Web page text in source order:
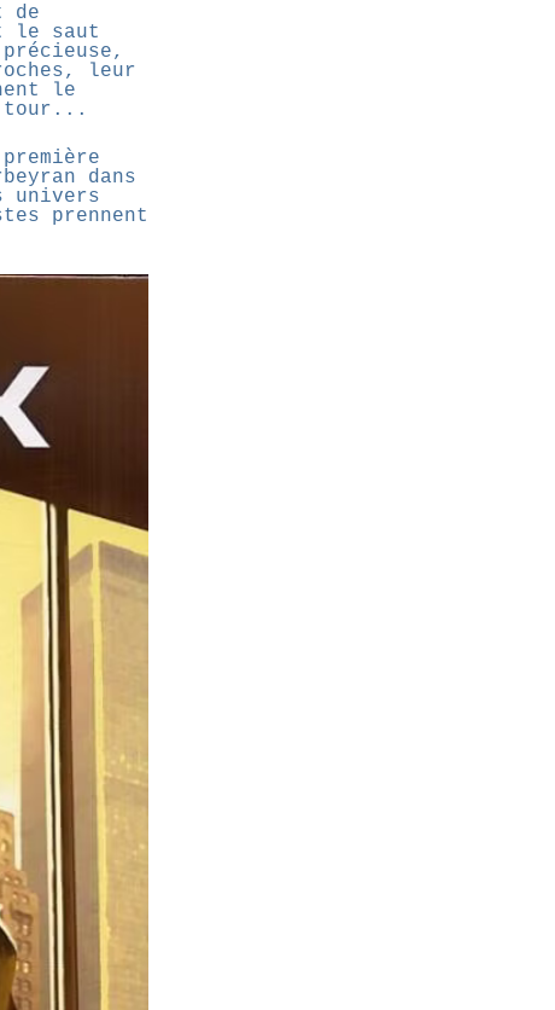
de
le saut
leur
le
tour...
dans
univers
prennent